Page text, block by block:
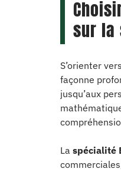
sur la
S’orienter
façonne
jusqu’aux
La spécialité